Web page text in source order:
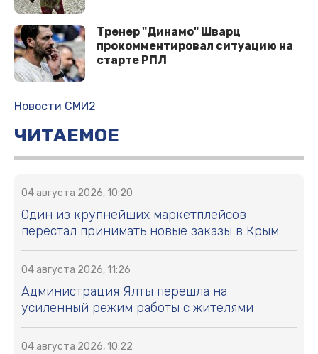
Тренер "Динамо" Шварц
прокомментировал ситуацию на
старте РПЛ
Новости СМИ2
ЧИТАЕМОЕ
04 августа 2026, 10:20
Один из крупнейших маркетплейсов
перестал принимать новые заказы в Крым
04 августа 2026, 11:26
Администрация Ялты перешла на
усиленный режим работы с жителями
04 августа 2026, 10:22